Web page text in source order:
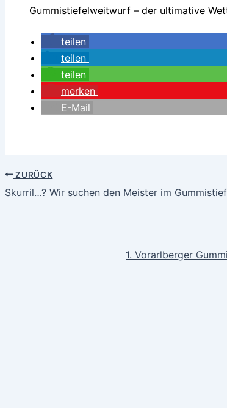
Gummistiefelweitwurf – der ultimative
teilen
teilen
teilen
merken
E-Mail
ZURÜCK
Skurril…? Wir suchen den Meister im
1. Vorarlberger